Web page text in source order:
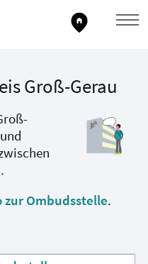
home_pin
Groß-Gerau
zur Ombudsstelle.